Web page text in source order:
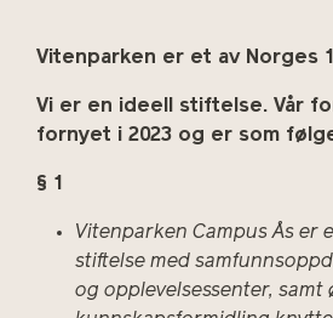
Vitenparken er et av Norges
Vi er en ideell stiftelse. Vår
fornyet i 2023 og er som
§ 1
Vitenparken Campus Ås er
stiftelse med
og opplevelsessenter, samt